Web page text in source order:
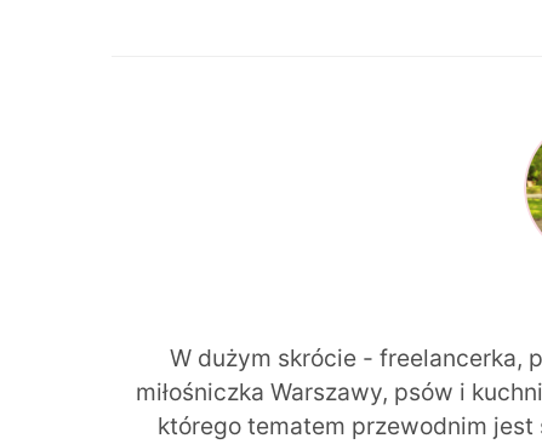
W dużym skrócie - freelancerka,
miłośniczka Warszawy, psów i
którego tematem przewodnim